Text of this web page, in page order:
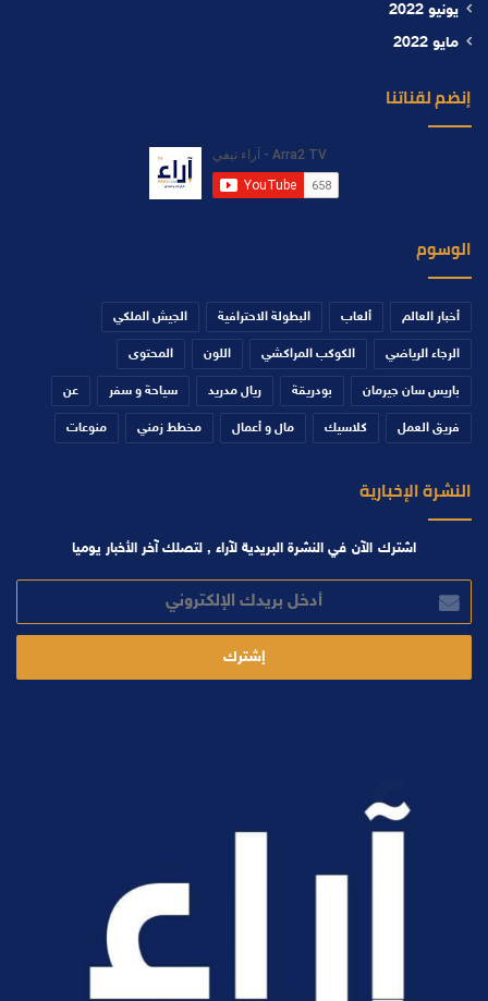
يونيو 2022
مايو 2022
إنضم لقناتنا
الوسوم
أخبار العالم ألعاب البطولة الاحترافية الجيش الملكي
الرجاء الرياضي الكوكب المراكشي اللون المحتوى
باريس سان جيرمان بودريقة ريال مدريد سياحة و سفر عن
فريق العمل كلاسيك مال و أعمال مخطط زمني منوعات
النشرة الإخبارية
اشترك الآن في النشرة البريدية لآراء , لتصلك آخر الأخبار يوميا
بريدك
الإلكتروني